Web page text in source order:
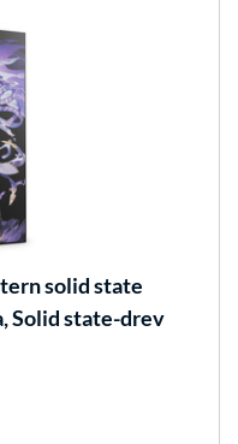
solid state
Solid state-drev